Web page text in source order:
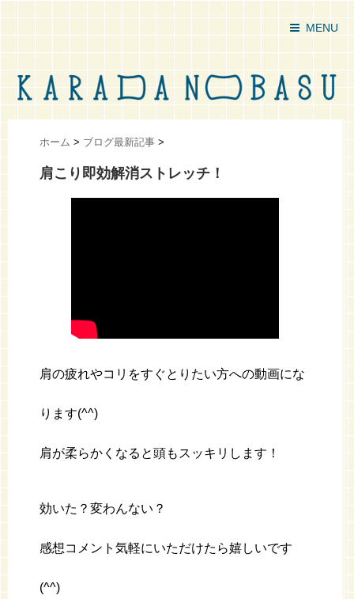
MENU
ホーム > ブログ最新記事 >
肩こり即効解消ストレッチ！
肩の疲れやコリをすぐとりたい方への動画にな
ります(^^)
肩が柔らかくなると頭もスッキリします！
効いた？変わんない？
感想コメント気軽にいただけたら嬉しいです
(^^)